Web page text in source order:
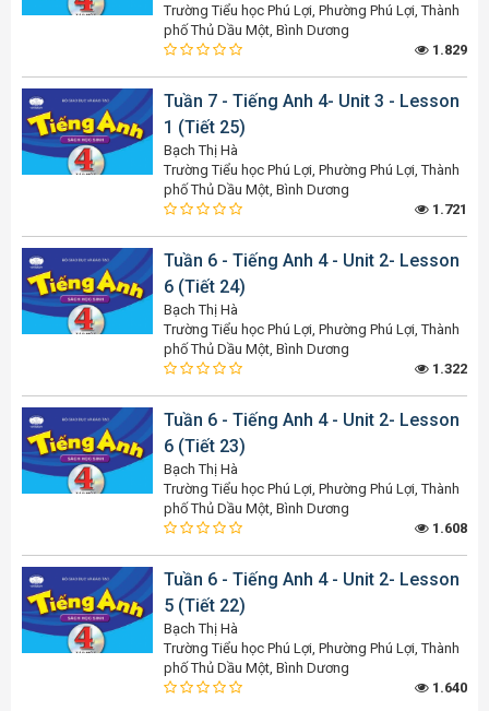
Trường Tiểu học Phú Lợi, Phường Phú Lợi, Thành
phố Thủ Dầu Một, Bình Dương
1.829
Tuần 7 - Tiếng Anh 4- Unit 3 - Lesson
1 (Tiết 25)
Bạch Thị Hà
Trường Tiểu học Phú Lợi, Phường Phú Lợi, Thành
phố Thủ Dầu Một, Bình Dương
1.721
Tuần 6 - Tiếng Anh 4 - Unit 2- Lesson
6 (Tiết 24)
Bạch Thị Hà
Trường Tiểu học Phú Lợi, Phường Phú Lợi, Thành
phố Thủ Dầu Một, Bình Dương
1.322
Tuần 6 - Tiếng Anh 4 - Unit 2- Lesson
6 (Tiết 23)
Bạch Thị Hà
Trường Tiểu học Phú Lợi, Phường Phú Lợi, Thành
phố Thủ Dầu Một, Bình Dương
1.608
Tuần 6 - Tiếng Anh 4 - Unit 2- Lesson
5 (Tiết 22)
Bạch Thị Hà
Trường Tiểu học Phú Lợi, Phường Phú Lợi, Thành
phố Thủ Dầu Một, Bình Dương
1.640